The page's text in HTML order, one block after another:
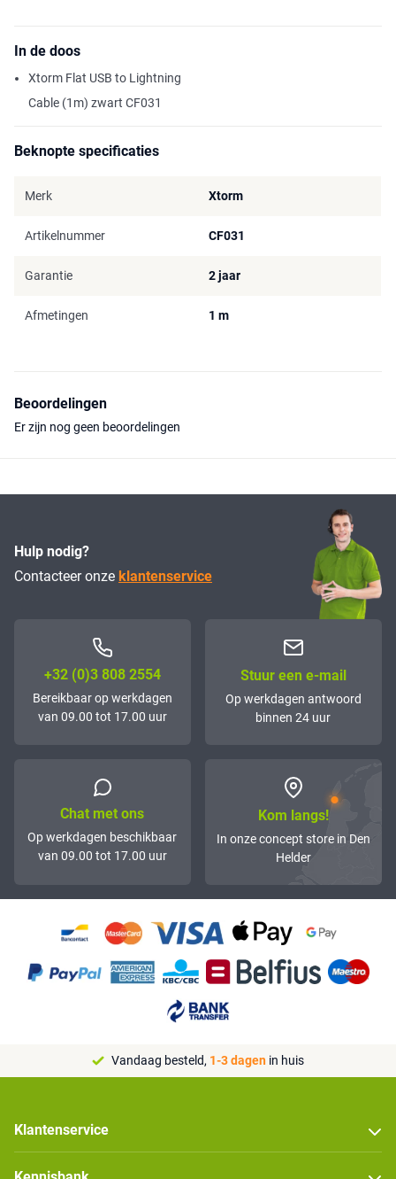
In de doos
Xtorm Flat USB to Lightning
Cable (1m) zwart CF031
Beknopte specificaties
Merk Xtorm
Artikelnummer CF031
Garantie 2 jaar
Afmetingen 1 m
Beoordelingen
Er zijn nog geen beoordelingen
Hulp nodig?
Contacteer onze klantenservice
+32 (0)3 808 2554
Bereikbaar op werkdagen
van 09.00 tot 17.00 uur
Stuur een e-mail
Op werkdagen antwoord
binnen 24 uur
Chat met ons
Op werkdagen beschikbaar
van 09.00 tot 17.00 uur
Kom langs!
In onze concept store in Den
Helder
Vandaag besteld, 1-3 dagen in huis
Klantenservice